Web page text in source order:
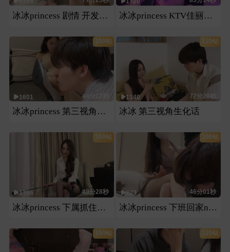
冰冰princess 剧情 开发调教相亲对象 冰冰princess KTV佳丽和老板的秘密
100钻
1601 44分13秒
冰冰princess 第三视角生活化
120钻
1140 77分28秒
冰冰 第三视角生化话
100钻
1366 49分28秒
冰冰princess 下属抓住上司把柄，全程强迫
100钻
823 46分01秒
冰冰princess 下班回家nue 小狗
100钻 120钻